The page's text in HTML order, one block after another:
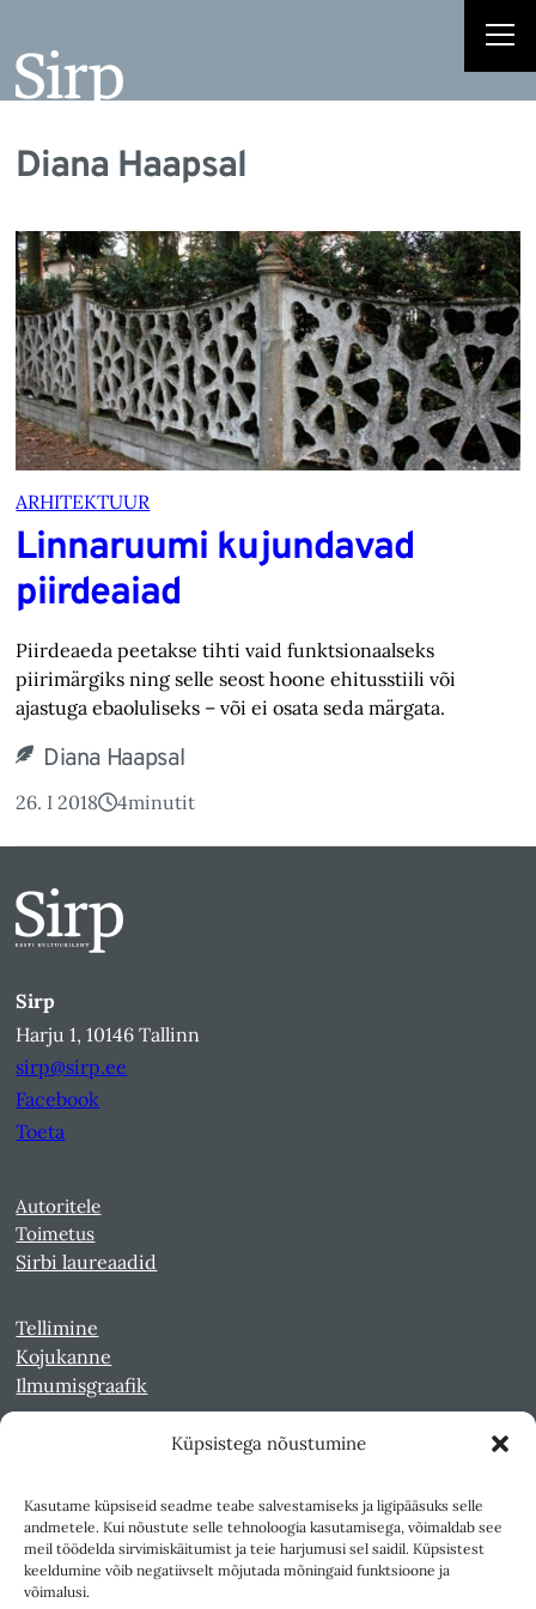
Küpsistega nõustumine
Kasutame küpsiseid seadme teabe salvestamiseks ja ligipääsuks selle
andmetele. Kui nõustute selle tehnoloogia kasutamisega, võimaldab see
meil töödelda sirvimiskäitumist ja teie harjumusi sel saidil. Küpsistest
keeldumine võib negatiivselt mõjutada mõningaid funktsioone ja
võimalusi.
Diana Haapsal
ARHITEKTUUR
Linnaruumi kujundavad
piirdeaiad
Piirdeaeda peetakse tihti vaid funktsionaalseks
piirimärgiks ning selle seost hoone ehitusstiili või
ajastuga ebaoluliseks – või ei osata seda märgata.
Diana Haapsal
26. I 2018 4minutit
Sirp
Harju 1, 10146 Tallinn
sirp@sirp.ee
Facebook
Toeta
Autoritele
Toimetus
Sirbi laureaadid
Tellimine
Kojukanne
Ilmumisgraafik
Kultuurileht 1994-1997
Reede 1989-1990
Sirp ja Vasar 1940-1989